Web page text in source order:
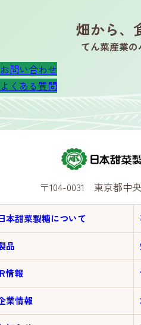
畑から、
てん菜産業
お問い合わせ
よくある質問
〒104-0031 東京都中
本甜菜製糖について
品
情報
業情報